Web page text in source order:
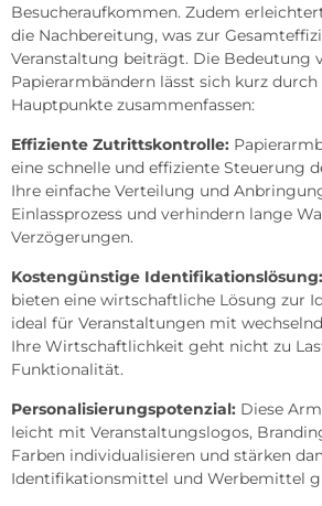
Besucheraufkommen. Zudem
die Nachbereitung, was zur
Veranstaltung beiträgt. Die Bedeutung
Papierarmbändern lässt sich kurz
Hauptpunkte zusammenfassen:
Effiziente Zutrittskontrolle:
eine schnelle und effiziente Steuerung
Ihre einfache Verteilung und
Einlassprozess und verhindern lange
Verzögerungen.
Kostengünstige Identifikationslösung:
bieten eine wirtschaftliche Lösung zur
ideal für Veranstaltungen mit
Ihre Wirtschaftlichkeit geht nicht zu
Funktionalität.
Personalisierungspotenzial: Diese
leicht mit Veranstaltungslogos,
Farben individualisieren und stärken
Identifikationsmittel und Werbemittel